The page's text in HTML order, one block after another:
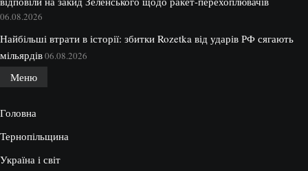
06.08.2026
Найбільші втрати в історії: збитки Rozetka від ударів РФ сягають
мільярдів06.08.2026
Меню
Головна
Тернопільщина
Україна і світ